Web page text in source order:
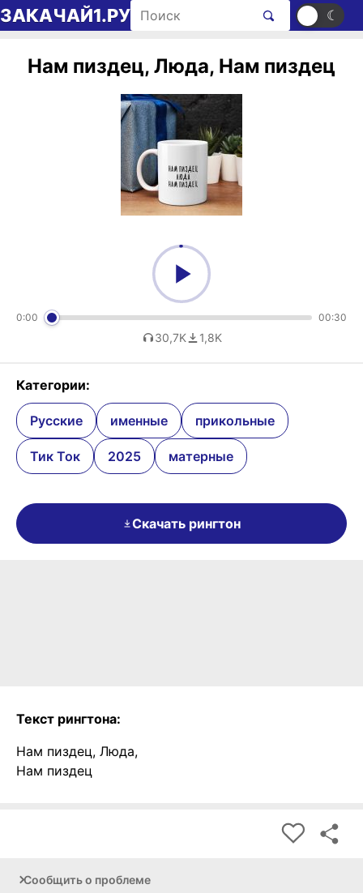
Перейти к содержимому
ЗАКАЧАЙ1.РУ Поиск рингтонов ☀ ☾
Нам пиздец, Люда, Нам пиздец
0:00 00:30
30,7K 1,8K
Категории:
Русские именные прикольные
Тик Ток 2025 матерные
Скачать рингтон
Текст рингтона:
Нам пиздец, Люда,
Нам пиздец
Сообщить о проблеме